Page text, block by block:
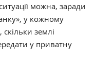
можна, заради
у кожному
землі
у приватну